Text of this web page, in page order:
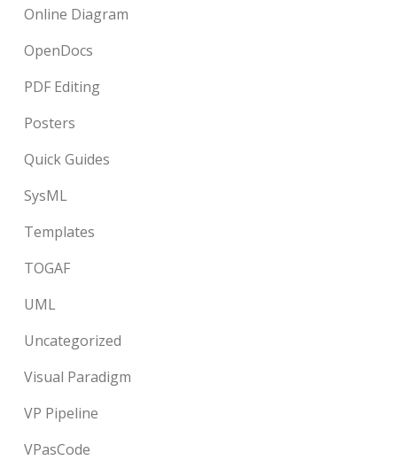
Online Diagram
OpenDocs
PDF Editing
Posters
Quick Guides
SysML
Templates
TOGAF
UML
Uncategorized
Visual Paradigm
VP Pipeline
VPasCode